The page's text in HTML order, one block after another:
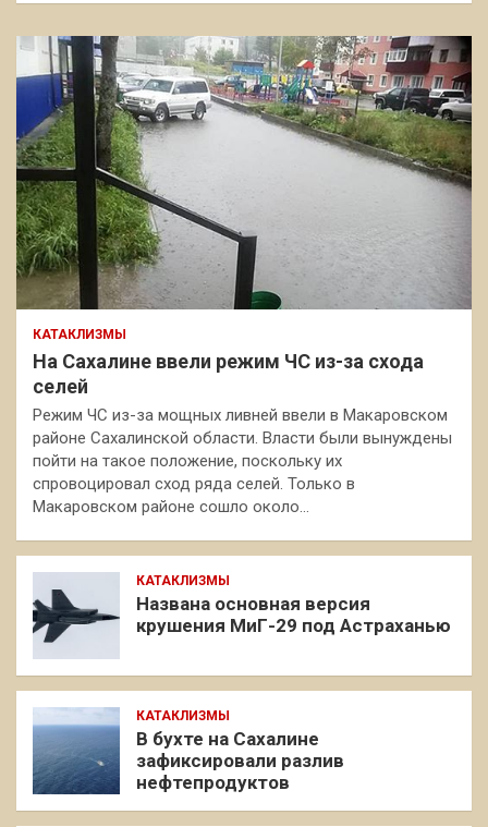
КАТАКЛИЗМЫ
На Сахалине ввели режим ЧС из-за схода
селей
Режим ЧС из-за мощных ливней ввели в Макаровском
районе Сахалинской области. Власти были вынуждены
пойти на такое положение, поскольку их
спровоцировал сход ряда селей. Только в
Макаровском районе сошло около…
КАТАКЛИЗМЫ
Названа основная версия
крушения МиГ-29 под Астраханью
КАТАКЛИЗМЫ
В бухте на Сахалине
зафиксировали разлив
нефтепродуктов